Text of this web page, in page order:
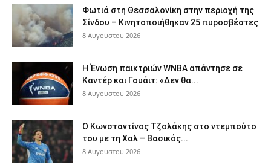
Φωτιά στη Θεσσαλονίκη στην περιοχή της
Σίνδου – Κινητοποιήθηκαν 25 πυροσβέστες
8 Αυγούστου 2026
Η Ένωση παικτριών WNBA απάντησε σε
Καντέρ και Γουάιτ: «Δεν θα...
8 Αυγούστου 2026
Ο Κωνσταντίνος Τζολάκης στο ντεμπούτο
του με τη Χαλ – Βασικός...
8 Αυγούστου 2026